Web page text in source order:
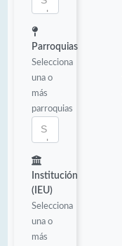
Parroquias
Selecciona
una o
más
parroquias
Institución
(IEU)
Selecciona
una o
más